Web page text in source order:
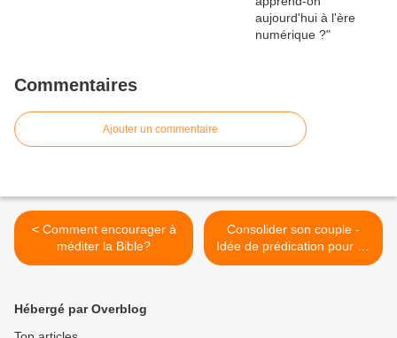
Commentaires
Ajouter un commentaire
< Comment encourager à
méditer la Bible?
Consolider son couple -
Idée de prédication pour un
mariage >
Hébergé par Overblog